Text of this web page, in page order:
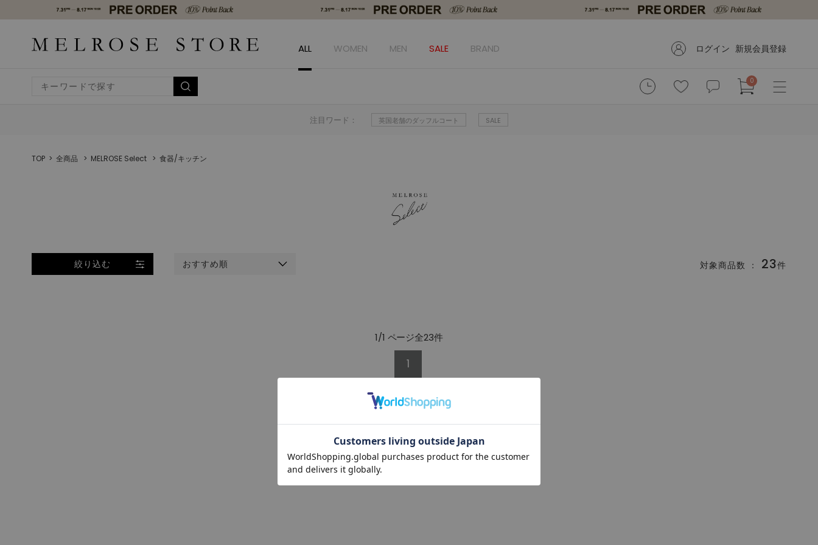
ALL WOMEN MEN SALE BRAND ログイン 新規会員登録
0
注目ワード： 英国老舗のダッフルコート SALE
TOP 全商品 MELROSE Select 食器/キッチン
絞り込む おすすめ順 対象商品数 ： 23件
1/1 ページ全23件
1